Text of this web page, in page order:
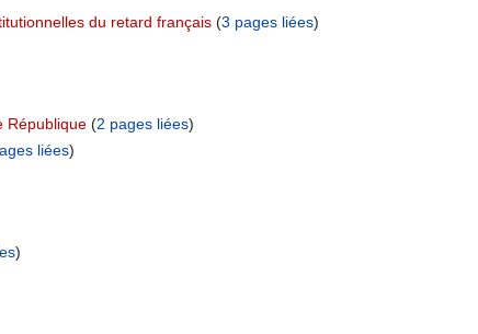
du retard français‏‎ (3 pages liées)
République‏‎ (2 pages liées)
liées)
)